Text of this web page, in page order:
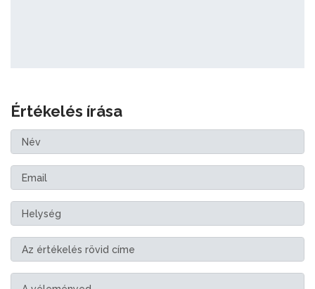
Értékelés írása